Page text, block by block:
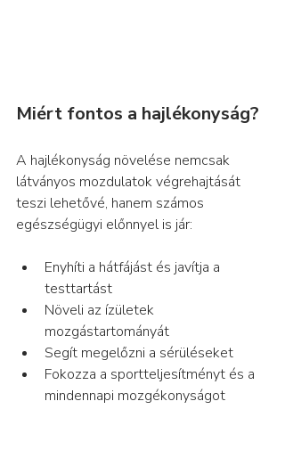
Miért fontos a hajlékonyság?
A hajlékonyság növelése nemcsak
látványos mozdulatok végrehajtását
teszi lehetővé, hanem számos
egészségügyi előnnyel is jár:
Enyhíti a hátfájást és javítja a
testtartást
Növeli az ízületek
mozgástartományát
Segít megelőzni a sérüléseket
Fokozza a sportteljesítményt és a
mindennapi mozgékonyságot